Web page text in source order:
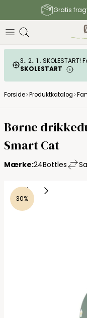
Gratis
3.. 2.. 1..
SKOLESTART
Forside Produktkatalog
24Bottles
Børne
Smart Cat
Mærke:24Bottles
30%